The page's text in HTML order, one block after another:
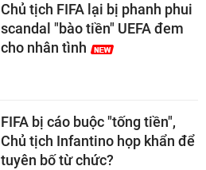
Chủ tịch FIFA lại bị phanh phui
scandal "bào tiền" UEFA đem
cho nhân tình
FIFA bị cáo buộc "tống tiền",
Chủ tịch Infantino họp khẩn để
tuyên bố từ chức?